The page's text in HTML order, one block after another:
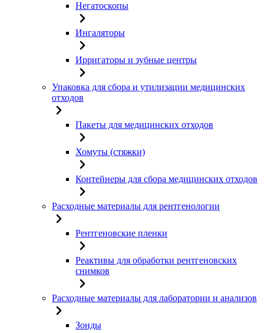
Негатоскопы
Ингаляторы
Ирригаторы и зубные центры
Упаковка для сбора и утилизации медицинских
отходов
Пакеты для медицинских отходов
Хомуты (стяжки)
Контейнеры для сбора медицинских отходов
Расходные материалы для рентгенологии
Рентгеновские пленки
Реактивы для обработки рентгеновских
снимков
Расходные материалы для лаборатории и анализов
Зонды